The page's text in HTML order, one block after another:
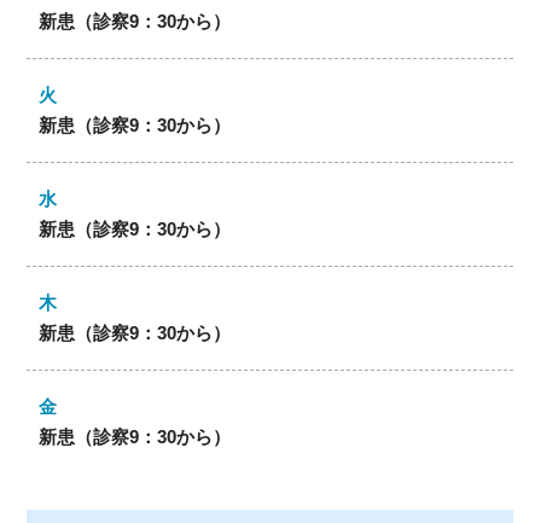
新患（診察9：30から）
新患（診察9：30から）
新患（診察9：30から）
新患（診察9：30から）
新患（診察9：30から）